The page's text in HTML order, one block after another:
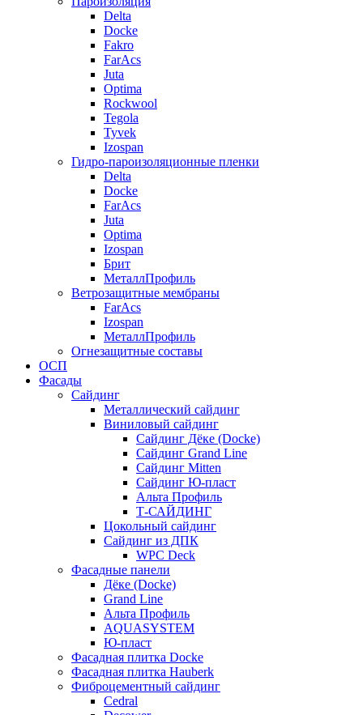
Delta
Docke
Fakro
FarAcs
Juta
Optima
Rockwool
Tegola
Tyvek
Izospan
Гидро-пароизоляционные пленки
Delta
Docke
FarAcs
Juta
Optima
Izospan
Брит
МеталлПрофиль
Ветрозащитные мембраны
FarAcs
Izospan
МеталлПрофиль
Огнезащитные составы
ОСП
Фасады
Сайдинг
Металлический сайдинг
Виниловый сайдинг
Сайдинг Дёке (Docke)
Сайдинг Grand Line
Сайдинг Mitten
Сайдинг Ю-пласт
Альта Профиль
Т-САЙДИНГ
Цокольный сайдинг
Сайдинг из ДПК
WPC Deck
Фасадные панели
Дёке (Docke)
Grand Line
Альта Профиль
AQUASYSTEM
Ю-пласт
Фасадная плитка Docke
Фасадная плитка Hauberk
Фиброцементный сайдинг
Cedral